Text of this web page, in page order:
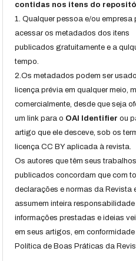
contidas nos itens do
1. Qualquer pessoa e/ou empresa
acessar os metadados dos itens
publicados gratuitamente e a
tempo.
2.Os metadados podem ser
licença prévia em qualquer meio,
comercialmente, desde que seja
um link para o OAI Identifier ou
artigo que ele desceve, sob os
licença CC BY aplicada à revista.
Os autores que têm seus trabalhos
publicados concordam que com
declarações e normas da Revista
assumem inteira responsabilidade
informações prestadas e ideias
em seus artigos, em
Política de Boas Práticas da